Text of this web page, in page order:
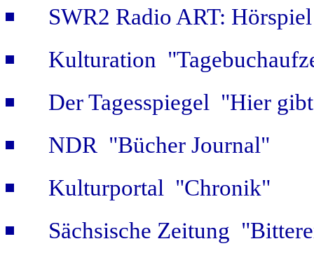
SWR2 Radio ART: Hörspiel
Kulturation
Der Tagesspiegel "Hier
NDR "Bücher Journal"
Kulturportal "Chronik"
Sächsische Zeitung